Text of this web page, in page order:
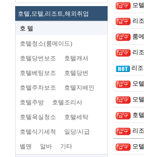
호텔,모텔,리조트,해외취업
호 텔
호텔청소(룸메이드)
호텔당번보조 호텔캐셔
호텔베팅보조 호텔당번
호텔주차보조 호텔지배인
호텔주방 호텔조리사
호텔욕실청소 호텔세탁
호텔식기세척 일당/시급
벨맨 알바 기타
모
리
룸
리
리
모
모
호
리
모